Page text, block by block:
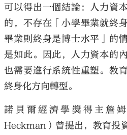
可以得出一個結論：人力資
的，不存在「小學畢業就終
畢業則終身是博士水平」的
是如此。因此，人力資本的
也需要進行系統性重塑。教
終身化方向轉型。
諾貝爾經濟學獎得主詹
Heckman）曾提出，教育投